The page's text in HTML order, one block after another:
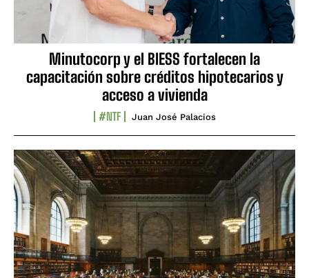
Minutocorp y el BIESS fortalecen la
capacitación sobre créditos hipotecarios y
acceso a vivienda
#NTF Juan José Palacios